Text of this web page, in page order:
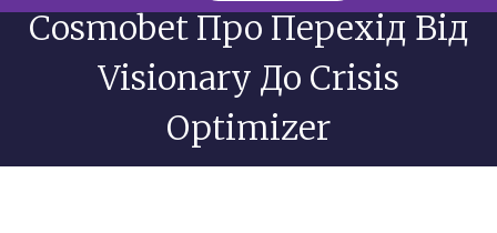
Cosmobet Про Перехід Від
Visionary До Crisis
Optimizer